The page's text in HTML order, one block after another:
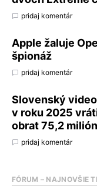
pridaj komentár
Apple žaluje
špionáž
pridaj komentár
Slovenský
v roku 2025
obrat 75,2
pridaj komentár
FÓRUM – NAJNOVŠIE